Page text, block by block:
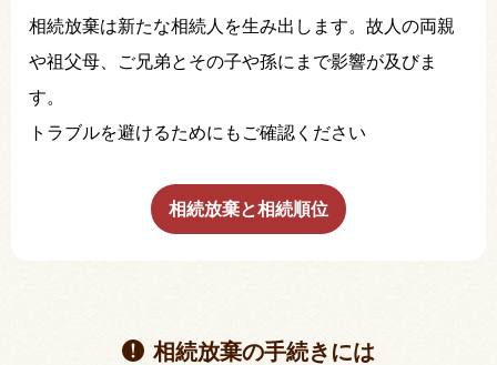
相続放棄は新たな相続人を生み出します。故人の両親
や祖父母、ご兄弟とその子や孫にまで影響が及びま
す。
トラブルを避けるためにもご確認ください
相続放棄と相続順位
相続放棄の手続きには